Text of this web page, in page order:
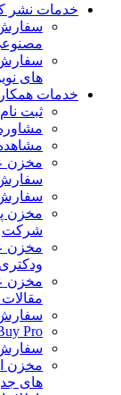
خدمات نشر
سفارش
سفارش
های
خدمات
ثبت
مخزن
سفارش
مخزن
شرکت
مخزن
مخزن
مقالات isi و گرفتن اکسپت
Pro
سفارش
مخزن
های